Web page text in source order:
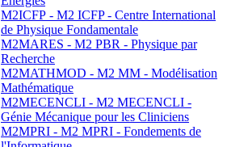
M2ICFP - M2 ICFP - Centre International
de Physique Fondamentale
M2MARES - M2 PBR - Physique par
Recherche
M2MATHMOD - M2 MM - Modélisation
Mathématique
M2MECENCLI - M2 MECENCLI -
Génie Mécanique pour les Cliniciens
M2MPRI - M2 MPRI - Fondements de